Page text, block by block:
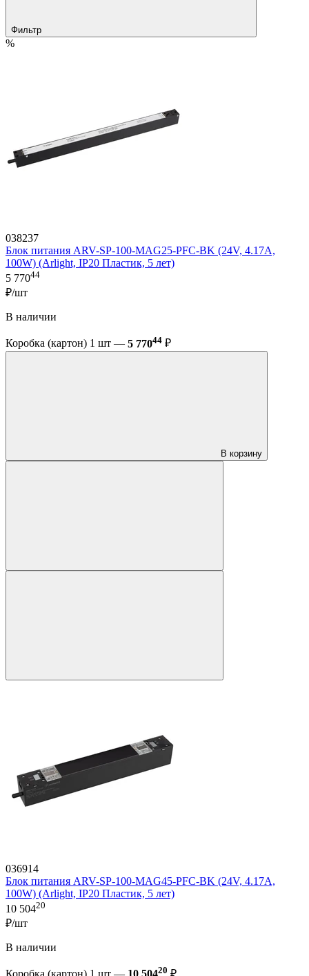
Фильтр
%
038237
Блок питания ARV-SP-100-MAG25-PFC-BK (24V, 4.17A,
100W) (Arlight, IP20 Пластик, 5 лет)
5 77044
₽/шт
В наличии
Коробка (картон) 1 шт — 5 77044 ₽
В корзину
036914
Блок питания ARV-SP-100-MAG45-PFC-BK (24V, 4.17A,
100W) (Arlight, IP20 Пластик, 5 лет)
10 50420
₽/шт
В наличии
20